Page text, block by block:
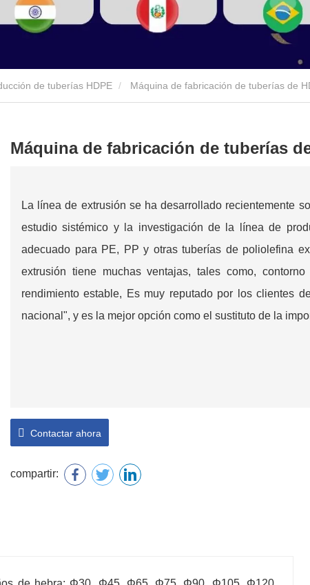
de tuberías HDPE Máquina de fabricación de tuberías de
Máquina de fabricación de tuberías
La línea de extrusión se ha desarrollado recientemente
estudio sistémico y la investigación de la línea de
adecuado para PE, PP y otras tuberías de poliolefina
extrusión tiene muchas ventajas, tales como,
rendimiento estable, Es muy reputado por los clientes
nacional", y es la mejor opción como el sustituto de la
Contactar ahora
compartir: